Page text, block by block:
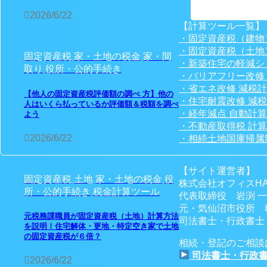
2026/6/22
固定資産税 家・土地の税金 家・間
取り 役所・公的手続き
【他人の固定資産税評価額の調べ 方】他の
人はいくら払っているか評価額＆税額を調べ
よう
2026/6/22
固定資産税 土地 家・土地の税金 役
所・公的手続き 税金計算ツール
元税務課職員が固定資産税（土地）計算方法
を説明！住宅解体・更地・特定空き家で土地
の固定資産税が６倍？
2026/6/22
【計算ツール一覧】
・固定資産税（建
・固定資産税（土
・新築住宅の軽減
・バリアフリー改
・省エネ改修 減税
・住宅耐震改修 減
・経年減点 自動計
・不動産取得税 計
・相続土地国庫帰
【サイト運営者】
株式会社オフィス
代表取締役 岩渕
元・気仙沼市役所
司法書士・行政書
相続・登記のご相談
司法書士・行政